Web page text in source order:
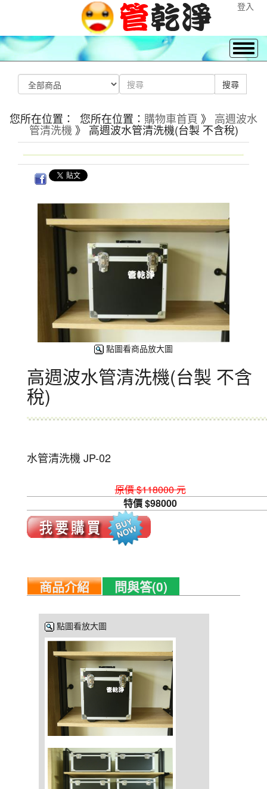
登入
您所在位置： 您所在位置： 購物車首頁 》 高週波水
管清洗機 》 高週波水管清洗機(台製 不含稅)
點圖看商品放大圖
高週波水管清洗機(台製 不含
稅)
水管清洗機 JP-02
原價 $118000 元
特價 $98000
商品介紹 問與答(0)
點圖看放大圖